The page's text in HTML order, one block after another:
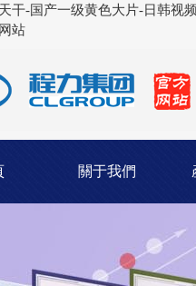
干-国产一级黄色大片-日韩视
站
關于我們